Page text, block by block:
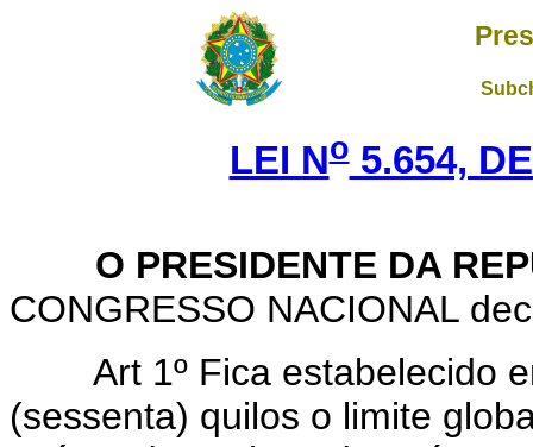
LEI No5.654,
O PRESIDENTE DA
CONGRESSO NACIONAL
Art 1º Fica estabelecido
(sessenta) quilos o limite